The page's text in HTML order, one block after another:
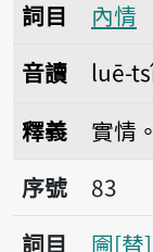
詞目
內情
音讀
luē-
釋義
實情
序號83圇
序號
83
詞目
圇 替